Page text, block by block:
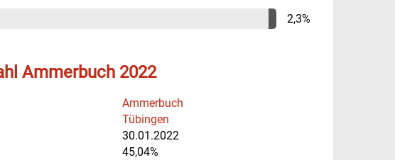
2,3%
Ammerbuch 2022
Ammerbuch
Tübingen
30.01.2022
45,04%